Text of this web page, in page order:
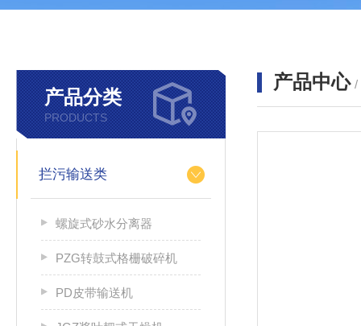
产品分类
PRODUCTS
拦污输送类
螺旋式砂水分离器
PZG转鼓式格栅破碎机
PD皮带输送机
产品中心 /